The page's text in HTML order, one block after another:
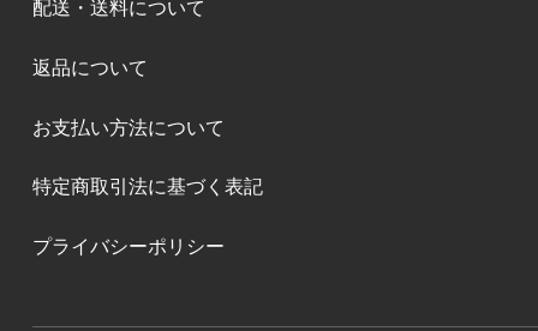
配送・送料について
返品について
お支払い方法について
特定商取引法に基づく表記
プライバシーポリシー